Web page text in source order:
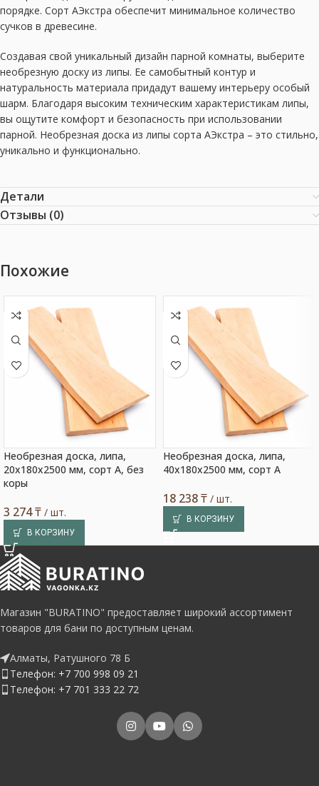
порядке. Сорт АЭкстра обеспечит минимальное количество
сучков в древесине.
Создавая свой уникальный дизайн парной комнаты, выберите
необрезную доску из липы. Ее самобытный контур и
натуральность материала придадут вашему интерьеру особый
шарм. Благодаря высоким техническим характеристикам липы,
вы ощутите комфорт и безопасность при использовании
парной. Необрезная доска из липы сорта АЭкстра – это стильно,
уникально и функционально.
Детали
Отзывы (0)
Похожие
Необрезная доска, липа,
20x180x2500 мм, сорт A, без
коры
3 274₸ / шт.
В КОРЗИНУ
Необрезная доска, липа,
40x180x2500 мм, сорт A
18 238₸ / шт.
В КОРЗИНУ
Магазин "BURATINO" предоставляет широкий ассортимент
товаров для бани по доступным ценам.
Алматы, Ратушного 78 Б
Телефон: +7 700 998 09 21
Телефон: +7 701 333 22 72